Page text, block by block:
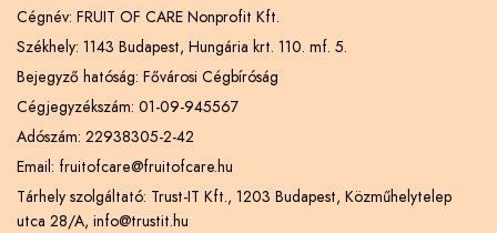
Cégnév: FRUIT OF CARE Nonprofit Kft.
Székhely: 1143 Budapest, Hungária krt. 110. mf. 5.
Bejegyző hatóság: Fővárosi Cégbíróság
Cégjegyzékszám: 01-09-945567
Adószám: 22938305-2-42
Email: fruitofcare@fruitofcare.hu
Tárhely szolgáltató: Trust-IT Kft., 1203 Budapest, Közműhelytelep
utca 28/A, info@trustit.hu